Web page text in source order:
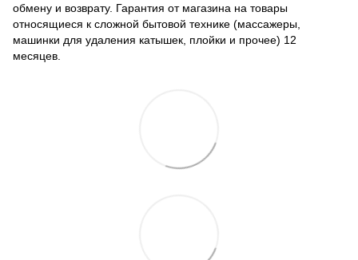
обмену и возврату. Гарантия от магазина на товары
относящиеся к сложной бытовой технике (массажеры,
машинки для удаления катышек, плойки и прочее) 12
месяцев.